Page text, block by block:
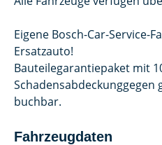
Eigene Bosch-Car-Service-
Ersatzauto!
Bauteilegarantiepaket mit
Schadensabdeckunggegen
buchbar.
Fahrzeugdaten